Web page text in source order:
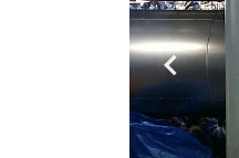
Previous